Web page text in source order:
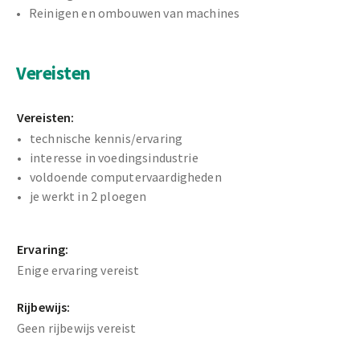
Reinigen en ombouwen van machines
Vereisten
Vereisten:
technische kennis/ervaring
interesse in voedingsindustrie
voldoende computervaardigheden
je werkt in 2 ploegen
Ervaring:
Enige ervaring vereist
Rijbewijs:
Geen rijbewijs vereist